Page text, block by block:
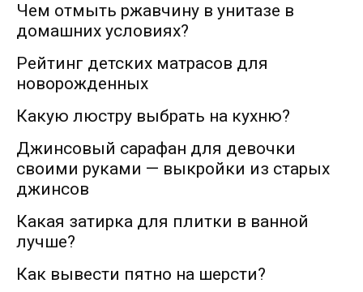
Чем отмыть ржавчину в унитазе в
домашних условиях?
Рейтинг детских матрасов для
новорожденных
Какую люстру выбрать на кухню?
Джинсовый сарафан для девочки
своими руками — выкройки из старых
джинсов
Какая затирка для плитки в ванной
лучше?
Как вывести пятно на шерсти?